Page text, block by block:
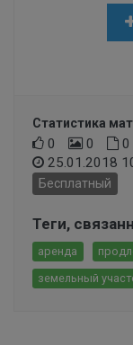
Статистика
0 0 0
25.01.2018
Бесплатный
Теги,
аренда
земельный